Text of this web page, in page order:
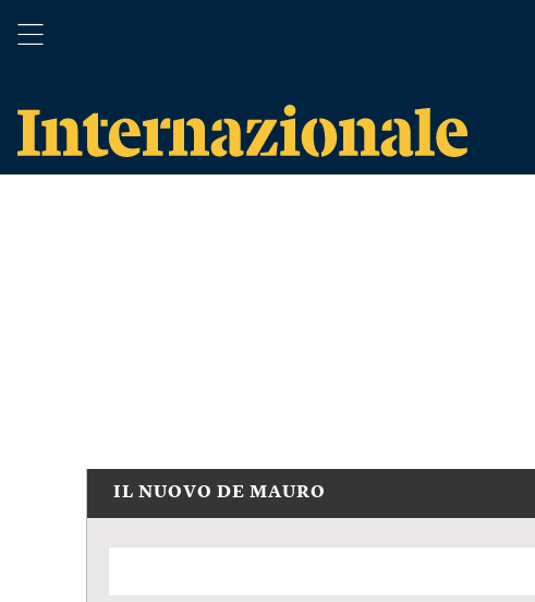
IL NUOVO DE MAURO